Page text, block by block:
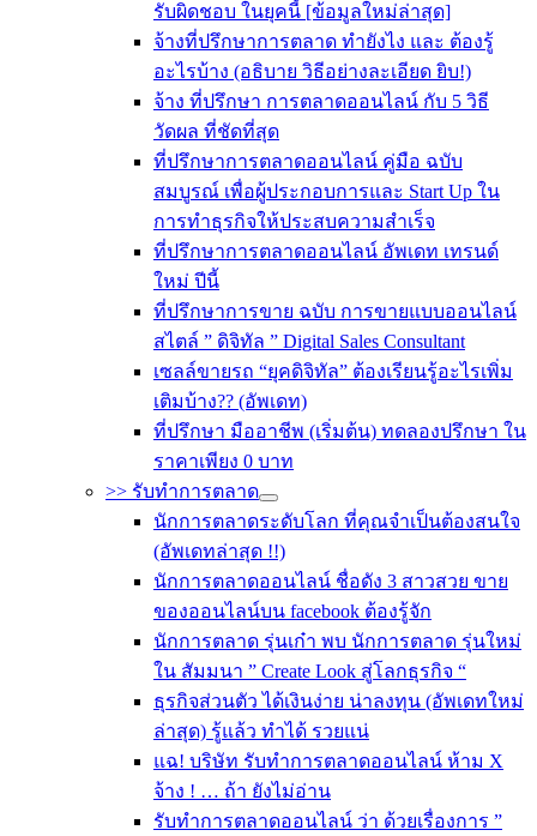
รับผิดชอบ ในยุคนี้ [ข้อมูลใหม่ล่าสุด]
จ้างที่ปรึกษาการตลาด ทำยังไง และ ต้องรู้
อะไรบ้าง (อธิบาย วิธีอย่างละเอียด ยิบ!)
จ้าง ที่ปรึกษา การตลาดออนไลน์ กับ 5 วิธี
วัดผล ที่ชัดที่สุด
ที่ปรึกษาการตลาดออนไลน์ คู่มือ ฉบับ
สมบูรณ์ เพื่อผู้ประกอบการและ Start Up ใน
การทำธุรกิจให้ประสบความสำเร็จ
ที่ปรึกษาการตลาดออนไลน์ อัพเดท เทรนด์
ใหม่ ปีนี้
ที่ปรึกษาการขาย ฉบับ การขายแบบออนไลน์
สไตล์ ” ดิจิทัล ” Digital Sales Consultant
เซลล์ขายรถ “ยุคดิจิทัล” ต้องเรียนรู้อะไรเพิ่ม
เติมบ้าง?? (อัพเดท)
ที่ปรึกษา มืออาชีพ (เริ่มต้น) ทดลองปรึกษา ใน
ราคาเพียง 0 บาท
>> รับทำการตลาด
นักการตลาดระดับโลก ที่คุณจำเป็นต้องสนใจ
(อัพเดทล่าสุด !!)
นักการตลาดออนไลน์ ชื่อดัง 3 สาวสวย ขาย
ของออนไลน์บน facebook ต้องรู้จัก
นักการตลาด รุ่นเก๋า พบ นักการตลาด รุ่นใหม่
ใน สัมมนา ” Create Look สู่โลกธุรกิจ “
ธุรกิจส่วนตัว ได้เงินง่าย น่าลงทุน (อัพเดทใหม่
ล่าสุด) รู้แล้ว ทำได้ รวยแน่
แฉ! บริษัท รับทำการตลาดออนไลน์ ห้าม X
จ้าง ! … ถ้า ยังไม่อ่าน
รับทําการตลาดออนไลน์ ว่า ด้วยเรื่องการ ”